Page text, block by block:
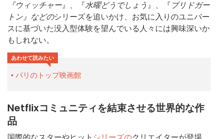
『ウィッチャー』、『水曜どうでしょう 』、『ブリドガー
トン』などのシリーズを追いかけ、お気に入りのユニバー
スに基づいた没入型体験を望んでいる人々には興味深いか
もしれない。
あわせて読みたい
パリのトップ映画館
Netflixコミュニティを結束させる世界的な作
品